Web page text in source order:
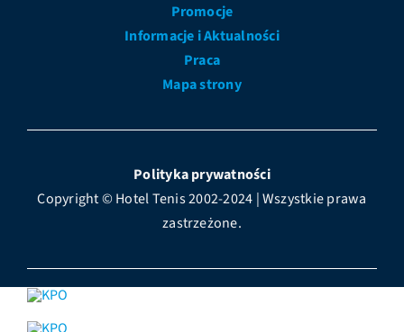
Promocje
Informacje i Aktualności
Praca
Mapa strony
Polityka prywatności
Copyright © Hotel Tenis 2002-2024 | Wszystkie prawa
zastrzeżone.